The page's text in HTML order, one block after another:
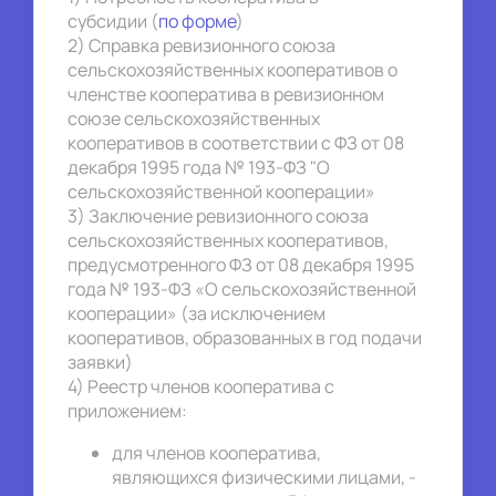
субсидии (по форме)
2) Справка ревизионного союза
сельскохозяйственных кооперативов о
членстве кооператива в ревизионном
союзе сельскохозяйственных
кооперативов в соответствии с ФЗ от 08
декабря 1995 года № 193-ФЗ "О
сельскохозяйственной кооперации»
3) Заключение ревизионного союза
сельскохозяйственных кооперативов,
предусмотренного ФЗ от 08 декабря 1995
года № 193-ФЗ «О сельскохозяйственной
кооперации» (за исключением
кооперативов, образованных в год подачи
заявки)
4) Реестр членов кооператива с
приложением:
для членов кооператива,
являющихся физическими лицами, -